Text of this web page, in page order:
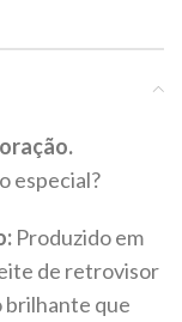
especial?
Produzido em
de retrovisor
brilhante que